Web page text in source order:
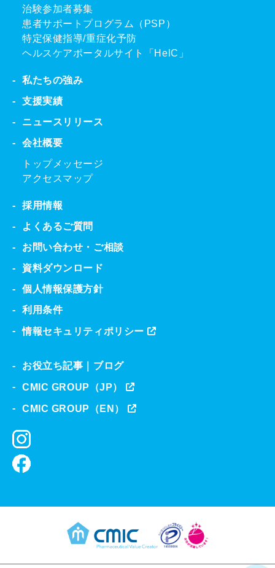
治験参加者募集
患者サポートプログラム（PSP）
特定保健指導/重症化予防
ヘルスケアポータルサイト「HelC」
私たちの強み
支援実績
ニュースリリース
会社概要
トップメッセージ
アクセスマップ
採用情報
よくあるご質問
お問い合わせ・ご相談
資料ダウンロード
個人情報保護方針
利用条件
情報セキュリティポリシー
お役立ち記事｜ブログ
CMIC GROUP（JP）
CMIC GROUP（EN）